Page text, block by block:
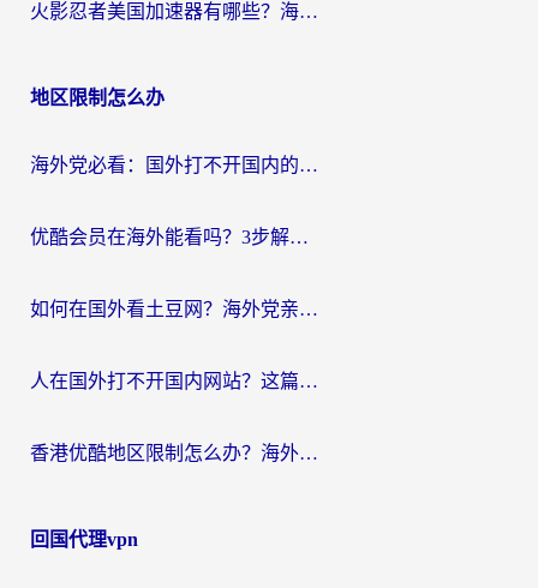
火影忍者美国加速器有哪些？海外党亲测的国服游戏加速全攻略（含菲律宾玩三国之刃守望黎明技巧）
地区限制怎么办
海外党必看：国外打不开国内的app怎么办？3步解决你的乡愁
优酷会员在海外能看吗？3步解决海外追剧难题，附实测好用加速器推荐
如何在国外看土豆网？海外党亲测有效的追剧加速器选择指南
人在国外打不开国内网站？这篇攻略帮你无缝解锁国内资源（附交管12123使用技巧）
香港优酷地区限制怎么办？海外党亲测有效的追剧解决方案
回国代理vpn